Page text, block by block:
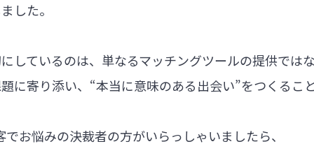
した。
しているのは、単なるマッチングツールの提供では
に寄り添い、“本当に意味のある出会い”をつくるこ
お悩みの決裁者の方がいらっしゃいましたら、